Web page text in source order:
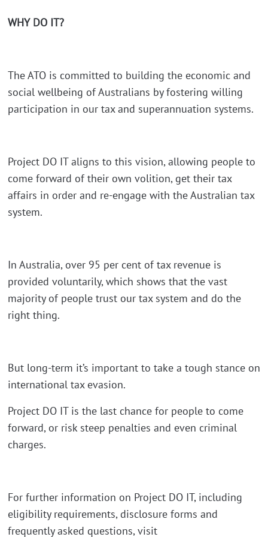
WHY DO IT?
The ATO is committed to building the economic and
social wellbeing of Australians by fostering willing
participation in our tax and superannuation systems.
Project DO IT aligns to this vision, allowing people to
come forward of their own volition, get their tax
affairs in order and re-engage with the Australian tax
system.
In Australia, over 95 per cent of tax revenue is
provided voluntarily, which shows that the vast
majority of people trust our tax system and do the
right thing.
But long-term it’s important to take a tough stance on
international tax evasion.
Project DO IT is the last chance for people to come
forward, or risk steep penalties and even criminal
charges.
For further information on Project DO IT, including
eligibility requirements, disclosure forms and
frequently asked questions, visit